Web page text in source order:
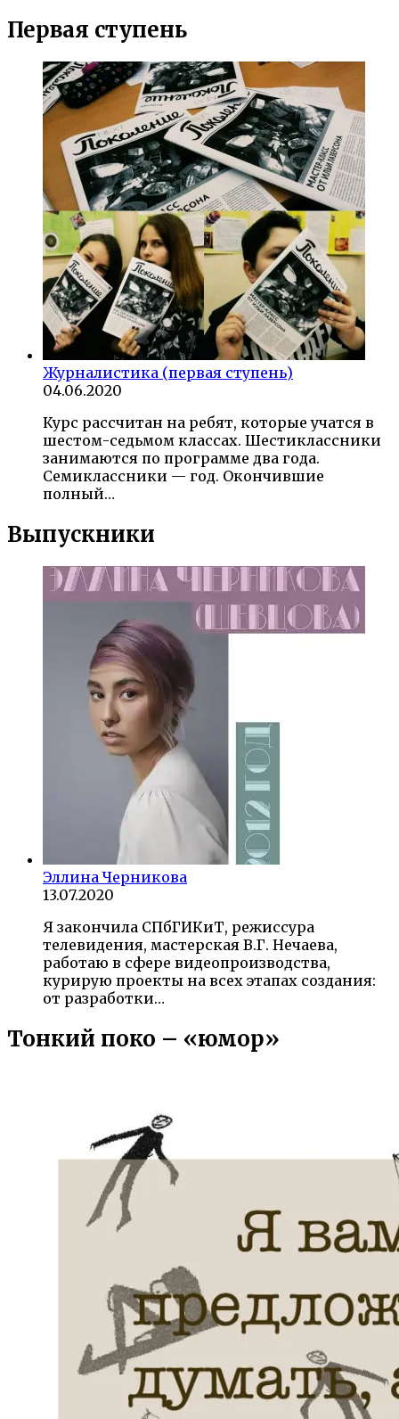
Первая ступень
Журналистика (первая ступень)
04.06.2020
Курс рассчитан на ребят, которые учатся в
шестом-седьмом классах. Шестиклассники
занимаются по программе два года.
Семиклассники — год. Окончившие
полный…
Выпускники
Эллина Черникова
13.07.2020
Я закончила СПбГИКиТ, режиссура
телевидения, мастерская В.Г. Нечаева,
работаю в сфере видеопроизводства,
курирую проекты на всех этапах создания:
от разработки…
Тонкий поко – «юмор»